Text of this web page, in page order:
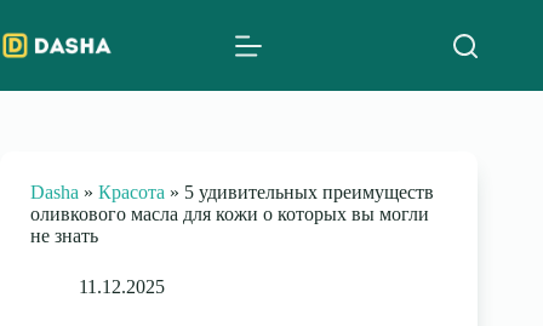
to
content
Dasha » Красота » 5 удивительных преимуществ
оливкового масла для кожи о которых вы могли
не знать
11.12.2025